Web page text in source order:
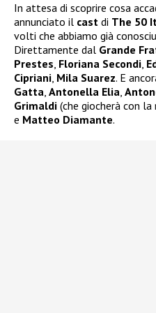
In attesa di scoprire cosa
annunciato il cast di The 50
volti che abbiamo già
Direttamente dal Grande
Prestes, Floriana Secondi,
Cipriani, Mila Suarez. E
Gatta, Antonella Elia,
Grimaldi (che giocherà con la
e Matteo Diamante.